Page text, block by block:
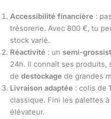
Accessibilité financière :
trésorerie. Avec 800 €, tu
stock varié.
Réactivité : un semi-
24h. Il connaît ses produits,
de destockage de grandes
Livraison adaptée : colis de
classique. Fini les palettes
élévateur.